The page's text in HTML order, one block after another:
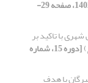
[دوره 15، شماره 28، 1402، صفحه 29-
با تاکید بر
[دوره 15، شماره
با هدف